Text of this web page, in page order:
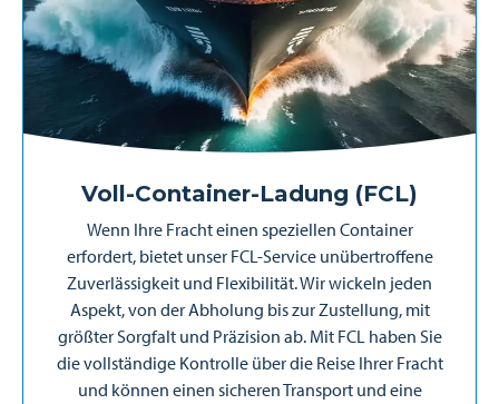
Voll-Container-Ladung (FCL)
Wenn Ihre Fracht einen speziellen Container
erfordert, bietet unser FCL-Service unübertroffene
Zuverlässigkeit und Flexibilität. Wir wickeln jeden
Aspekt, von der Abholung bis zur Zustellung, mit
größter Sorgfalt und Präzision ab. Mit FCL haben Sie
die vollständige Kontrolle über die Reise Ihrer Fracht
und können einen sicheren Transport und eine